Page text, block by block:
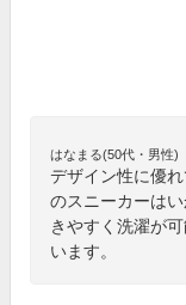
はなまる(50代・男性)
デザイン性に優
のスニーカーは
きやすく洗濯が
います。